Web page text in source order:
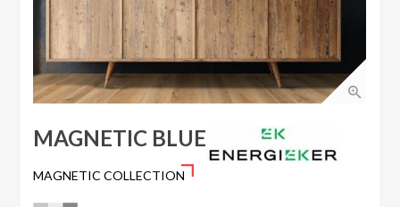
MAGNETIC BLUE
MAGNETIC COLLECTION